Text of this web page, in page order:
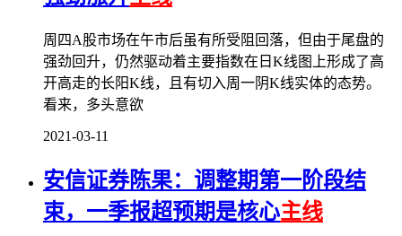
周四A股市场在午市后虽有所受阻回落，但由于尾盘的
强劲回升，仍然驱动着主要指数在日K线图上形成了高
开高走的长阳K线，且有切入周一阴K线实体的态势。
看来，多头意欲
2021-03-11
安信证券陈果：调整期第一阶段结
束，一季报超预期是核心主线